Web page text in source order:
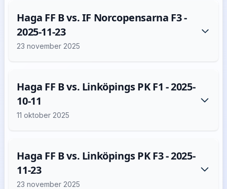
Haga FF B vs. IF Norcopensarna F3 -
2025-11-23
23 november 2025
Haga FF B vs. Linköpings PK F1 - 2025-
10-11
11 oktober 2025
Haga FF B vs. Linköpings PK F3 - 2025-
11-23
23 november 2025